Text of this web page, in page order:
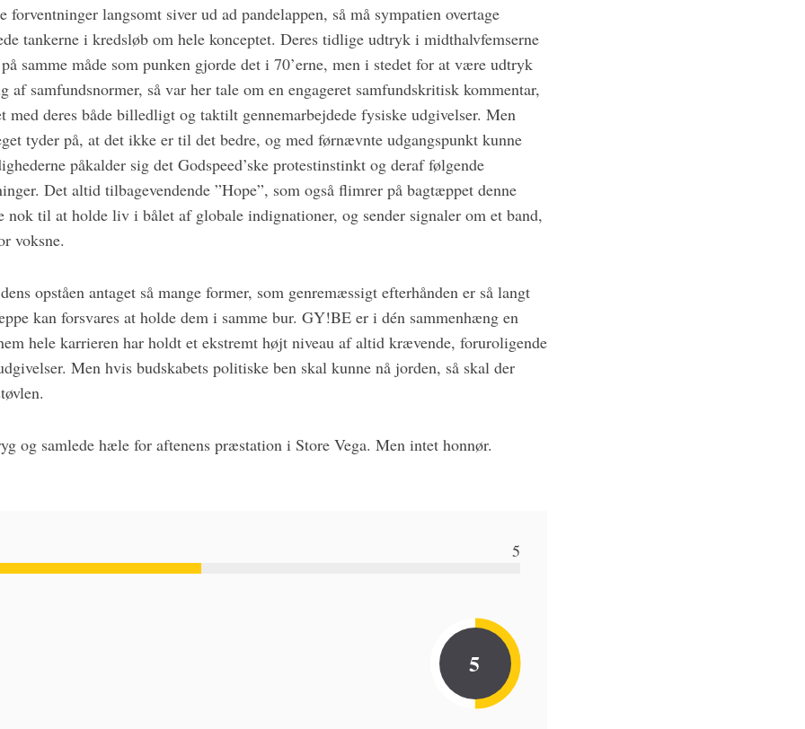
forventninger langsomt siver ud ad pandelappen, så må sympatien overtage
tankerne i kredsløb om hele konceptet. Deres tidlige udtryk i midthalvfemserne
samme måde som punken gjorde det i 70’erne, men i stedet for at være udtryk
af samfundsnormer, så var her tale om en engageret samfundskritisk kommentar,
med deres både billedligt og taktilt gennemarbejdede fysiske udgivelser. Men
tyder på, at det ikke er til det bedre, og med førnævnte udgangspunkt kunne
påkalder sig det Godspeed’ske protestinstinkt og deraf følgende
Det altid tilbagevendende ”Hope”, som også flimrer på bagtæppet denne
nok til at holde liv i bålet af globale indignationer, og sender signaler om et band,
voksne.
opståen antaget så mange former, som genremæssigt efterhånden er så langt
kan forsvares at holde dem i samme bur. GY!BE er i dén sammenhæng en
hele karrieren har holdt et ekstremt højt niveau af altid krævende, foruroligende
Men hvis budskabets politiske ben skal kunne nå jorden, så skal der
og samlede hæle for aftenens præstation i Store Vega. Men intet honnør.
5
5